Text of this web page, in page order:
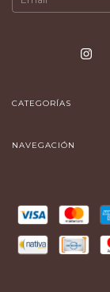
CATEGORÍAS
NAVEGACIÓN